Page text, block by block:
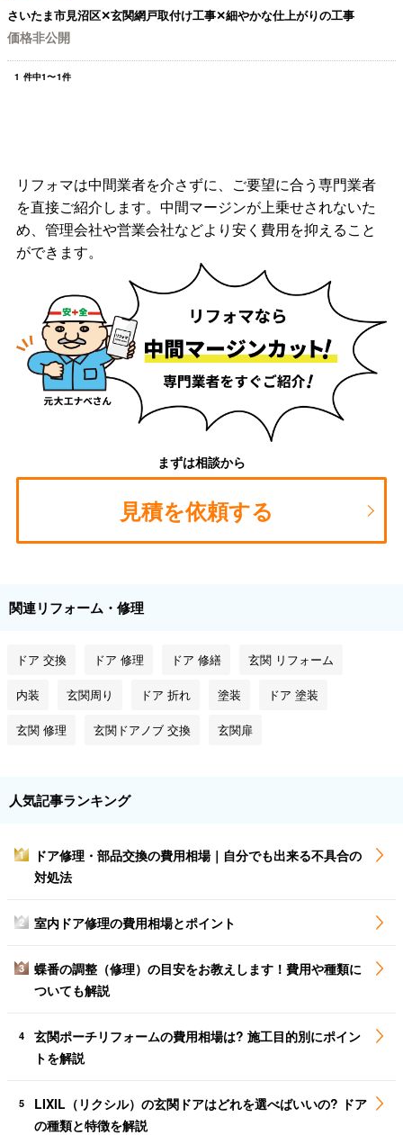
さいたま市見沼区✕玄関網戸取付け工事✕細やかな仕上がりの工事
価格非公開
1 件中1〜1件
リフォマは中間業者を介さずに、ご要望に合う専門業者
を直接ご紹介します。中間マージンが上乗せされないた
め、管理会社や営業会社などより安く費用を抑えること
ができます。
まずは相談から
見積を依頼する
関連リフォーム・修理
ドア 交換 ドア 修理 ドア 修繕 玄関 リフォーム
内装 玄関周り ドア 折れ 塗装 ドア 塗装
玄関 修理 玄関ドアノブ 交換 玄関扉
人気記事ランキング
1
ドア修理・部品交換の費用相場｜自分でも出来る不具合の
対処法
2 室内ドア修理の費用相場とポイント
3
蝶番の調整（修理）の目安をお教えします！費用や種類に
ついても解説
4
玄関ポーチリフォームの費用相場は? 施工目的別にポイン
トを解説
5
LIXIL（リクシル）の玄関ドアはどれを選べばいいの? ドア
の種類と特徴を解説